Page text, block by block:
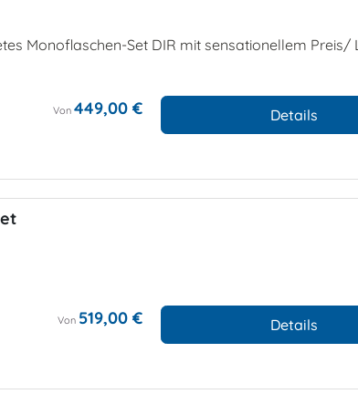
Monoflaschen-Set DIR mit sensationellem Preis/
Von 449,00 € Details
Von 519,00 € Details